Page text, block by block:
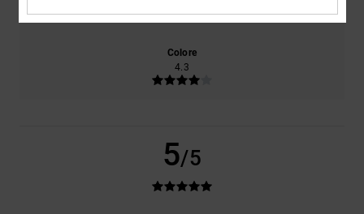
Colore
4.3
5/5